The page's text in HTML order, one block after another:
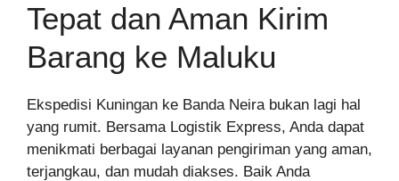
Tepat dan Aman Kirim
Barang ke Maluku
Ekspedisi Kuningan ke Banda Neira bukan lagi hal
yang rumit. Bersama Logistik Express, Anda dapat
menikmati berbagai layanan pengiriman yang aman,
terjangkau, dan mudah diakses. Baik Anda